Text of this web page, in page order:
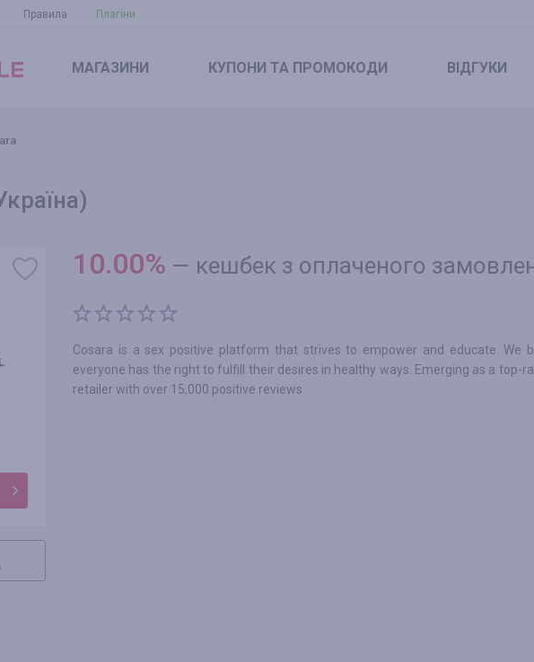
Правила Плагіни
МАГАЗИНИ КУПОНИ ТА ПРОМОКОДИ ВІДГУКИ
10.00% — кешбек з оплаченого
Cosara is a sex positive platform that strives to empower and educate. We
everyone has the right to fulfill their desires in healthy ways. Emerging as a top-
retailer with over 15,000 positive reviews